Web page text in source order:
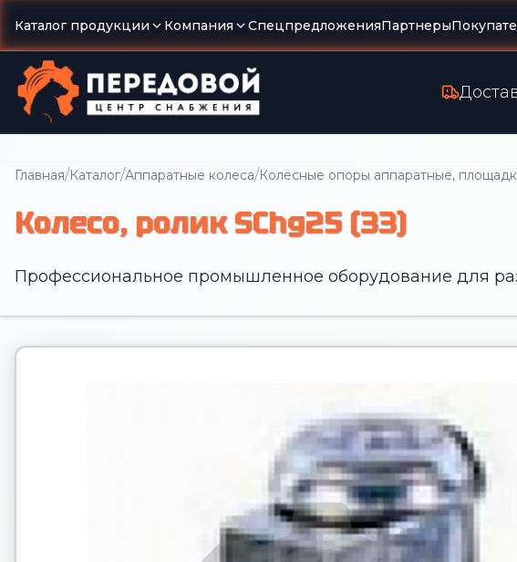
Каталог продукции Компания СпецпредложенияПартнеры
Главная/Каталог/Аппаратные колеса/Колесные опоры аппаратные,
Колесо, ролик SChg25 (33)
Профессиональное промышленное оборудование для